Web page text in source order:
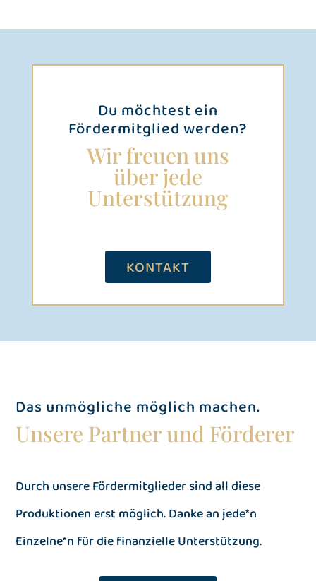
Du möchtest ein
Fördermitglied werden?
Wir freuen uns
über jede
Unterstützung
KONTAKT
Das unmögliche möglich machen.
Unsere Partner und Förderer
Durch unsere Fördermitglieder sind all diese
Produktionen erst möglich. Danke an jede*n
Einzelne*n für die finanzielle Unterstützung.